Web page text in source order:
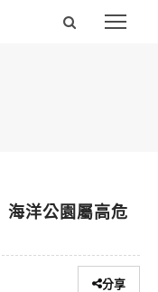
洋公園屬高危
分享